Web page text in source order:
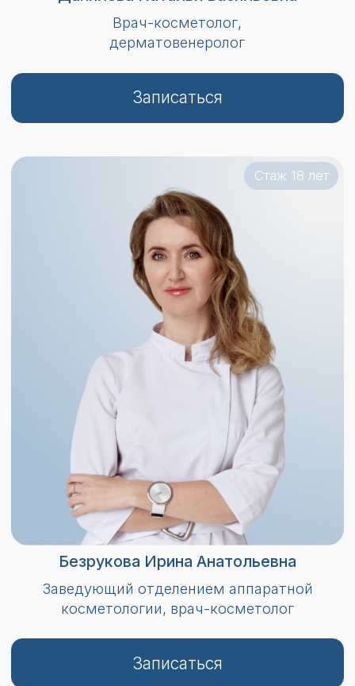
Записаться
Ананьева Анастасия Геннадьевна
Врач-косметолог
Стаж 13 лет
Стаж 18 лет